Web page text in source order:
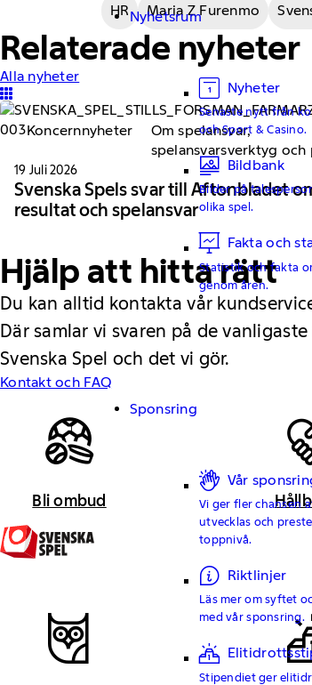
Nyhetsrum
Nyheter
Senaste nytt från
och Sport & Casino.
Bildbank
Bilder på
olika spel.
Fakta och
Statistik och fakta
genom åren.
Sponsring
Vår
Vi ger fler chansen
utvecklas och
toppnivå.
Riktlinjer
Läs mer om syftet
med vår sponsring.
Stipendiet ger
HR
Maria Z Furenmo
Relaterade nyheter
Alla nyheter
Koncernnyheter
Om spelansvar,
spelansvarsverktyg och
19 Juli 2026
Svenska Spels svar till Aftonbladet
resultat och spelansvar
Hjälp att hitta rätt
Du kan alltid kontakta vår
Där samlar vi svaren på de
Svenska Spel och det vi gör.
Kontakt och FAQ
Bli ombud